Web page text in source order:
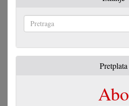
Pretplata
Abo